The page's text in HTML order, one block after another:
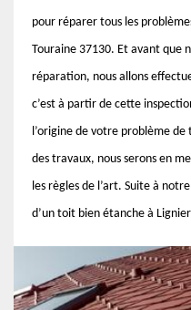
pour réparer tous les
Touraine 37130. Et avant que
réparation, nous allons
c’est à partir de cette
l’origine de votre problème
des travaux, nous serons en
les règles de l’art. Suite à
d’un toit bien étanche à